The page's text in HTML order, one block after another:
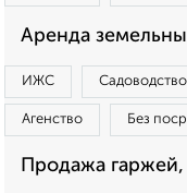
Аренда
ИЖС Садоводство
Агенство Без
Продажа